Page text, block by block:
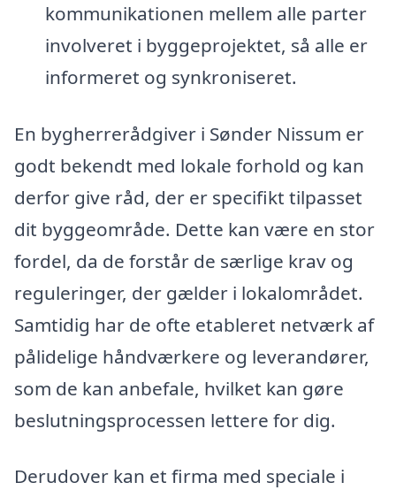
kommunikationen mellem alle parter
involveret i byggeprojektet, så alle er
informeret og synkroniseret.
En bygherrerådgiver i Sønder Nissum er
godt bekendt med lokale forhold og kan
derfor give råd, der er specifikt tilpasset
dit byggeområde. Dette kan være en stor
fordel, da de forstår de særlige krav og
reguleringer, der gælder i lokalområdet.
Samtidig har de ofte etableret netværk af
pålidelige håndværkere og leverandører,
som de kan anbefale, hvilket kan gøre
beslutningsprocessen lettere for dig.
Derudover kan et firma med speciale i